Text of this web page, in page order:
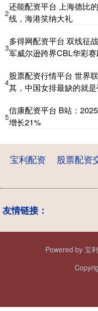
2
还能配资平台 上海德比
线，海港笑纳大礼
3
多得网配资平台 双线征
军威尔逊跨界CBL华彩
4
股票配资行情平台 世界
其，中国女排最缺的就
5
信康配资平台 B站：
增长21%
宝利配资 股票配资
友情链接：
Powered by 宝